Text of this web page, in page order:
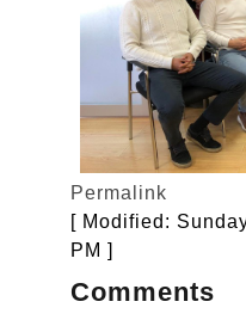
Permalink
[ Modified:
PM ]
Comments